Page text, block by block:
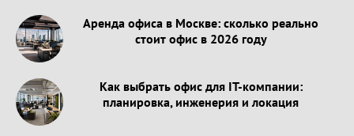
Аренда офиса в Москве: сколько реально
стоит офис в 2026 году
Как выбрать офис для IT-компании:
планировка, инженерия и локация